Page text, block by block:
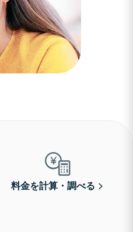
料金を計算・調べる